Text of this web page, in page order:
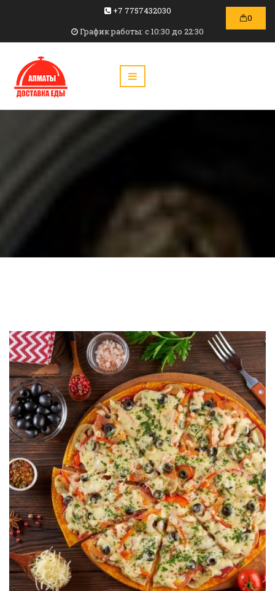
+7 7757432030
График работы: c 10:30 до 22:30
0